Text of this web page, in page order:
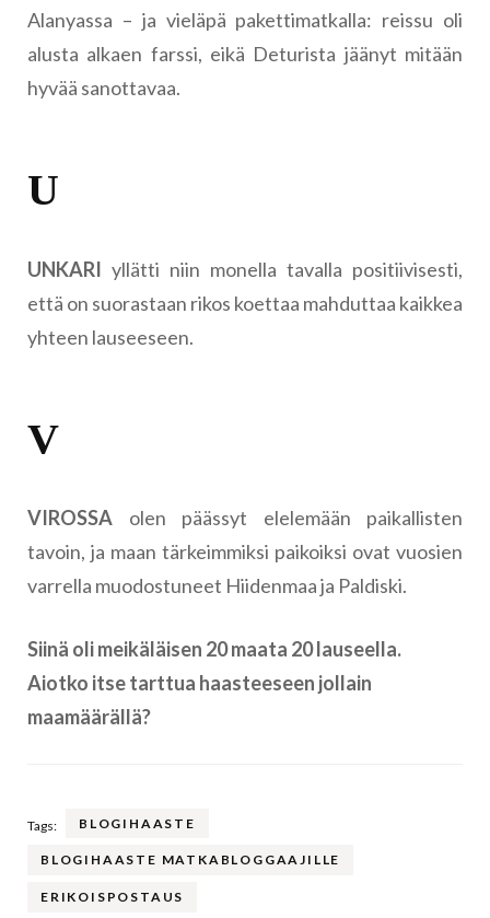
Alanyassa – ja vieläpä pakettimatkalla: reissu oli
alusta alkaen farssi, eikä Deturista jäänyt mitään
hyvää sanottavaa.
U
UNKARI yllätti niin monella tavalla positiivisesti,
että on suorastaan rikos koettaa mahduttaa kaikkea
yhteen lauseeseen.
V
VIROSSA olen päässyt elelemään paikallisten
tavoin, ja maan tärkeimmiksi paikoiksi ovat vuosien
varrella muodostuneet Hiidenmaa ja Paldiski.
Siinä oli meikäläisen 20 maata 20 lauseella.
Aiotko itse tarttua haasteeseen jollain
maamäärällä?
Tags: BLOGIHAASTE
BLOGIHAASTE MATKABLOGGAAJILLE
ERIKOISPOSTAUS